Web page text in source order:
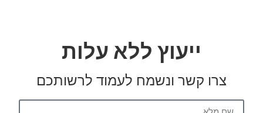
ייעוץ ללא עלות
צרו קשר ונשמח לעמוד לרשותכם